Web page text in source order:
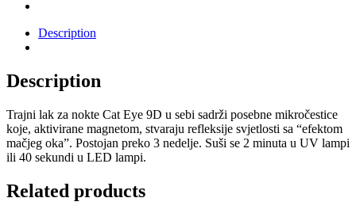
6769
Description
Description
Trajni lak za nokte Cat Eye 9D u sebi sadrži posebne mikročestice
koje, aktivirane magnetom, stvaraju refleksije svjetlosti sa “efektom
mačjeg oka”. Postojan preko 3 nedelje. Suši se 2 minuta u UV lampi
ili 40 sekundi u LED lampi.
Related products